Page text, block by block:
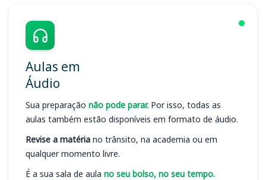
Aulas em
Áudio
Sua preparação não pode parar. Por isso, todas as
aulas também estão disponíveis em formato de áudio.
Revise a matéria no trânsito, na academia ou em
qualquer momento livre.
É a sua sala de aula no seu bolso, no seu tempo.